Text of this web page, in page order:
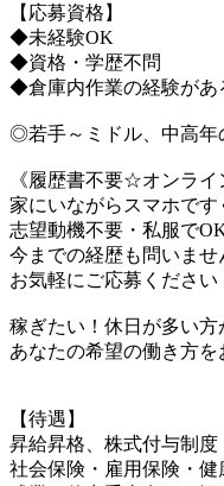
【応募資格】
◆未経験OK
◆資格・学歴不問
◆倉庫内作業の経験があ
◎若手～ミドル、中高年
《履歴書不要☆オンライ
家にいながらスマホです
志望動機不要・私服でOK
今までの経歴も問いませ
お気軽にご応募ください
稼ぎたい！休日が多い方
あなたの希望の働き方
【待遇】
昇給昇格、株式付与制度
社会保険・雇用保険・健